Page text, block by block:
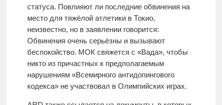
статуса. Повлияют ли последние обвинения на
место для тяжёлой атлетики в Токио,
неизвестно, но в заявлении говорится:
Обвинения очень серьёзны и вызывают
беспокойство. МОК свяжется с «Вада», чтобы
никто из причастных к предполагаемым
нарушениям «Всемирного антидопингового
кодекса» не участвовал в Олимпийских играх.